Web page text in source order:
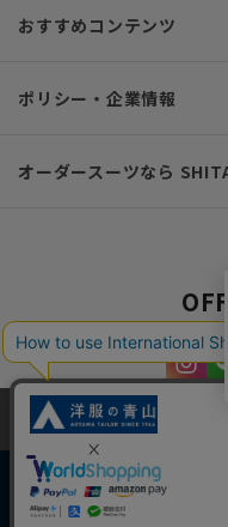
おすすめコンテンツ
ポリシー・企業情報
オーダースーツなら
当サイトでは、快適な閲覧体
しています。閲覧を続けるこ
します。詳細については